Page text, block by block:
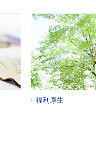
福利厚生